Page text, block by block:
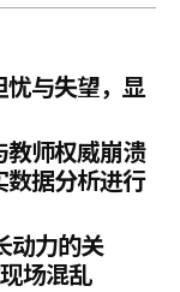
章 小
与失望，显
师权威崩溃
据分析进行
动力的关
场混乱